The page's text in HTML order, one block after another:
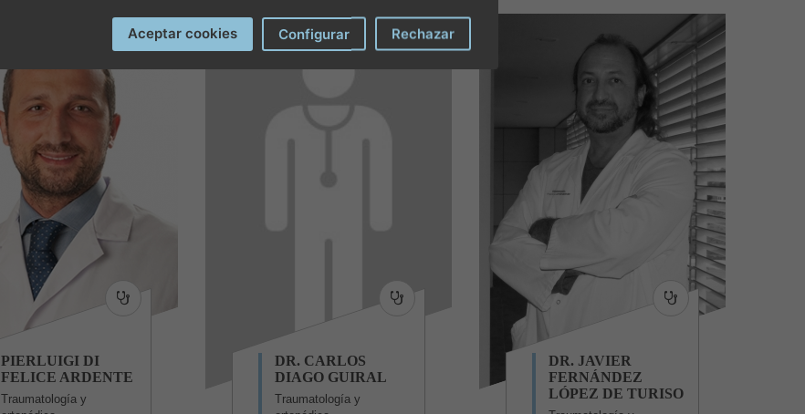
PIERLUIGI DI
FELICE ARDENTE
Traumatología y
DR. CARLOS
DIAGO GUIRAL
Traumatología y
DR. JAVIER
FERNÁNDEZ
LÓPEZ DE TURISO
Aceptar cookies Configurar Rechazar